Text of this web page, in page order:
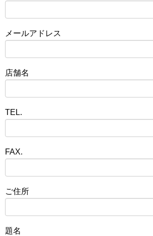
メールアドレス
店舗名
TEL.
FAX.
ご住所
題名